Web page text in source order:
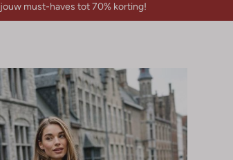
jouw must-haves tot 70% korting!